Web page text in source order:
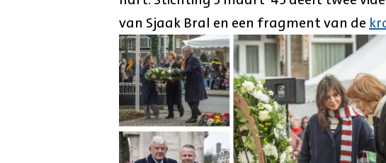
van Sjaak Bral en een fragment van de